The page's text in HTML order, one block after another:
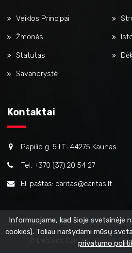
Informuojame, kad šioje svetainėje
cookies). Toliau naršydami mūsų
privatumo
Veiklos Principai
Žmonės
Statutas
Savanorystė
Kontaktai
Papilio g. 5 LT–44275 Kaunas
Tel. +370 (37) 20 54 27
El. paštas: caritas@caritas.lt
© Lietuvos Caritas Veikla